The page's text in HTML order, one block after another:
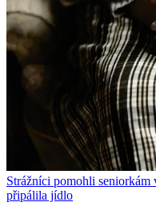
Strážníci pomohli seniorkám
připálila jídlo